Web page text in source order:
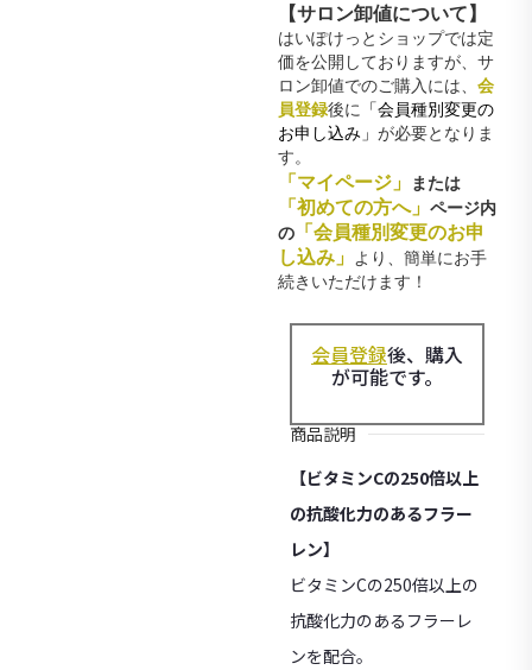
【サロン卸値について】
はいぽけっとショップでは定
価を公開しておりますが、サ
ロン卸値でのご購入には、 会
員登録後に 「会員種別変更の
お申し込み」 が必要となりま
す。
「マイページ」 または
「初めての方へ」 ページ内
の 「会員種別変更のお申
し込み」 より、簡単にお手
続きいただけます！
会員登録後、購入
が可能です。
商品説明
【ビタミンCの250倍以上
の抗酸化力のあるフラー
レン】
ビタミンCの250倍以上の
抗酸化力のあるフラーレ
ンを配合。